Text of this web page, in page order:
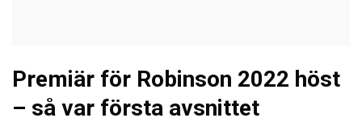
Premiär för Robinson 2022 höst
– så var första avsnittet